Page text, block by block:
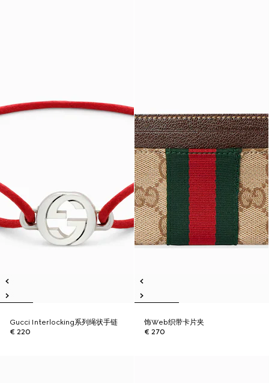
Gucci Interlocking系列绳状手链
€ 220
饰Web织带卡片夹
€ 270